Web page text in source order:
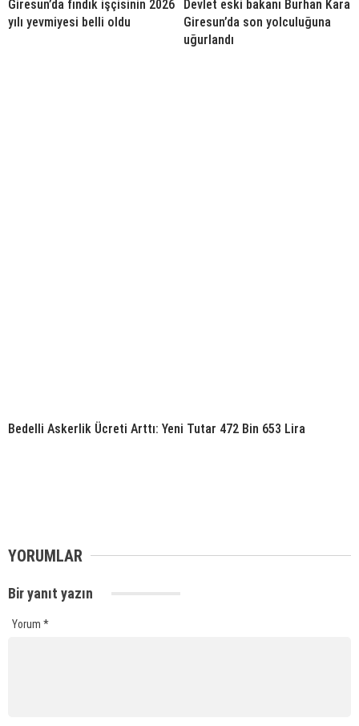
Giresun’da fındık işçisinin 2026
yılı yevmiyesi belli oldu
Devlet eski bakanı Burhan Kara
Giresun’da son yolculuğuna
uğurlandı
Bedelli Askerlik Ücreti Arttı: Yeni Tutar 472 Bin 653 Lira
YORUMLAR
Bir yanıt yazın
Yorum *